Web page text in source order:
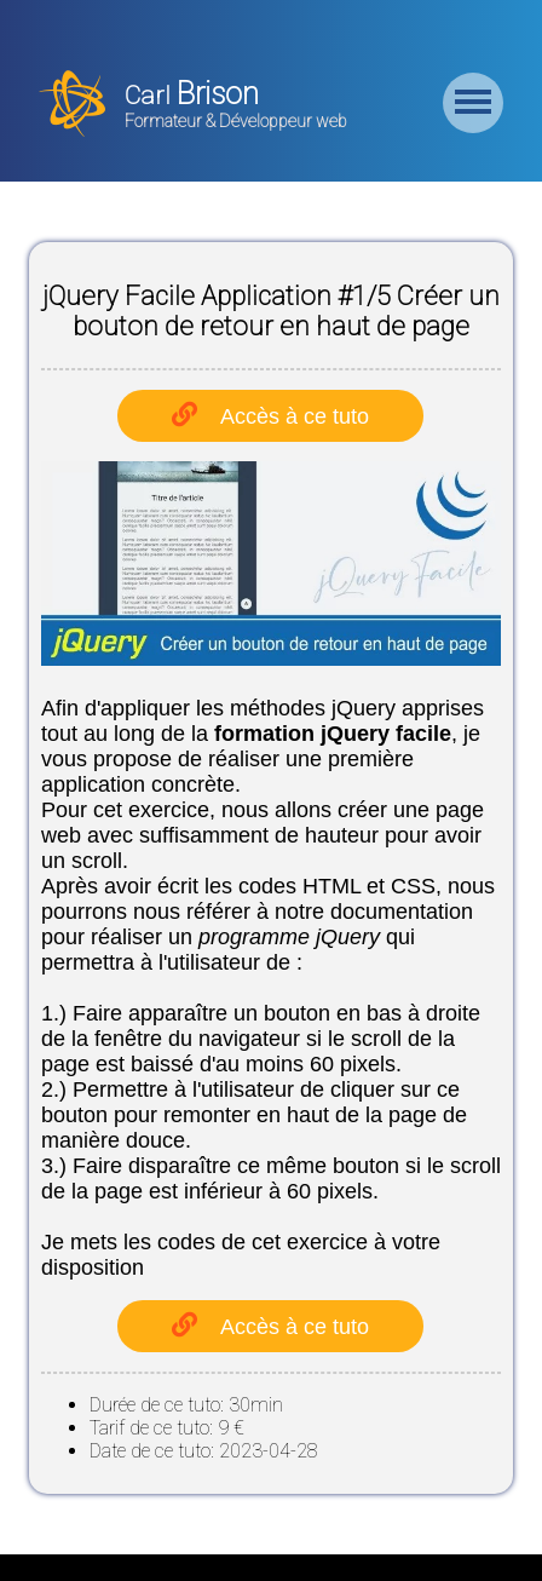
Carl Brison
Formateur & Développeur web
Formation
Backend
Formation
Frontend
Formation
Logiciel
jQuery Facile Application #1/5 Créer un
bouton de retour en haut de page
Accès à ce tuto
Afin d'appliquer les méthodes jQuery apprises
tout au long de la formation jQuery facile, je
vous propose de réaliser une première
application concrète.
Pour cet exercice, nous allons créer une page
web avec suffisamment de hauteur pour avoir
un scroll.
Après avoir écrit les codes HTML et CSS, nous
pourrons nous référer à notre documentation
pour réaliser un programme jQueryqui
permettra à l'utilisateur de :
1.) Faire apparaître un bouton en bas à droite
de la fenêtre du navigateur si le scroll de la
page est baissé d'au moins 60 pixels.
2.) Permettre à l'utilisateur de cliquer sur ce
bouton pour remonter en haut de la page de
manière douce.
3.) Faire disparaître ce même bouton si le scroll
de la page est inférieur à 60 pixels.
Je mets les codes de cet exercice à votre
disposition
Accès à ce tuto
Durée de ce tuto: 30min
Tarif de ce tuto: 9 €
Date de ce tuto: 2023-04-28